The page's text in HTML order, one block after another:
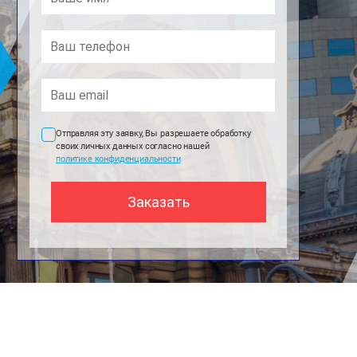
Отправляя эту заявку, Вы разрешаете обработку
своих личных данных согласно нашей
политике конфиденциальности